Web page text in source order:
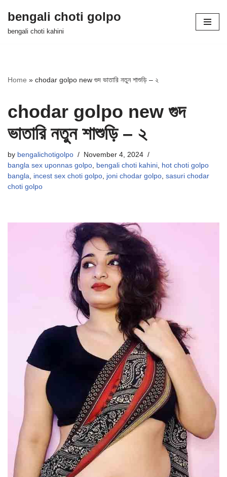
Skip
bengali choti golpo
bengali choti kahini
Home » chodar golpo new গুদ ভাতারি নতুন শাশুড়ি – ২
chodar golpo new গুদ
ভাতারি নতুন শাশুড়ি – ২
by bengalichotigolpo
November 4, 2024
bangla sex uponnas golpo, bengali choti kahini, hot choti golpo
bangla, incest sex choti golpo, joni chodar golpo, sasuri chodar
choti golpo